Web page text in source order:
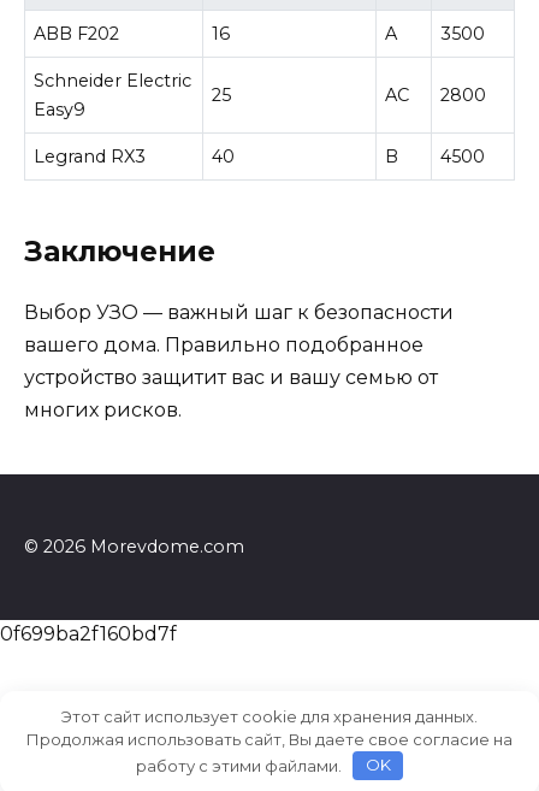
ABB F202 16 A 3500
Schneider Electric
Easy9
25 AC 2800
Legrand RX3 40 B 4500
Заключение
Выбор УЗО — важный шаг к безопасности
вашего дома. Правильно подобранное
устройство защитит вас и вашу семью от
многих рисков.
© 2026 Morevdome.com
0f699ba2f160bd7f
Этот сайт использует cookie для хранения данных.
Продолжая использовать сайт, Вы даете свое согласие на
работу с этими файлами.
OK